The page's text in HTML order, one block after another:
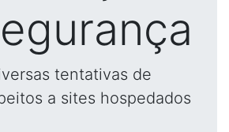
tentativas de
a sites hospedados